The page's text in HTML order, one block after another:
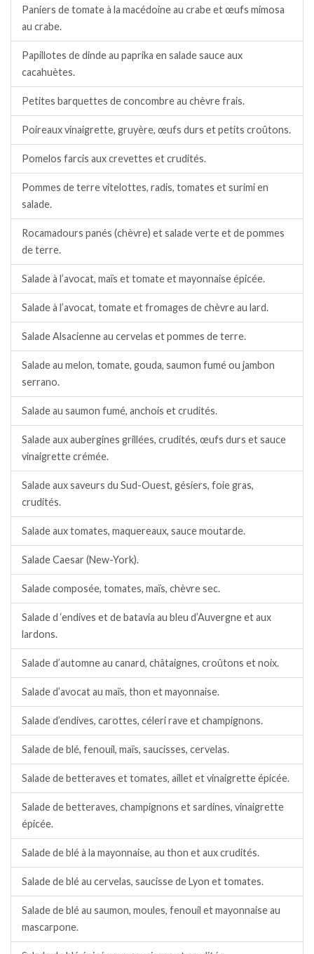
Paniers de tomate à la macédoine au crabe et œufs mimosa
au crabe.
Papillotes de dinde au paprika en salade sauce aux
cacahuètes.
Petites barquettes de concombre au chèvre frais.
Poireaux vinaigrette, gruyère, œufs durs et petits croûtons.
Pomelos farcis aux crevettes et crudités.
Pommes de terre vitelottes, radis, tomates et surimi en
salade.
Rocamadours panés (chèvre) et salade verte et de pommes
de terre.
Salade à l’avocat, maïs et tomate et mayonnaise épicée.
Salade à l’avocat, tomate et fromages de chèvre au lard.
Salade Alsacienne au cervelas et pommes de terre.
Salade au melon, tomate, gouda, saumon fumé ou jambon
serrano.
Salade au saumon fumé, anchois et crudités.
Salade aux aubergines grillées, crudités, œufs durs et sauce
vinaigrette crémée.
Salade aux saveurs du Sud-Ouest, gésiers, foie gras,
crudités.
Salade aux tomates, maquereaux, sauce moutarde.
Salade Caesar (New-York).
Salade composée, tomates, maïs, chèvre sec.
Salade d ‘endives et de batavia au bleu d’Auvergne et aux
lardons.
Salade d’automne au canard, châtaignes, croûtons et noix.
Salade d’avocat au maïs, thon et mayonnaise.
Salade d’endives, carottes, céleri rave et champignons.
Salade de blé, fenouil, maïs, saucisses, cervelas.
Salade de betteraves et tomates, aillet et vinaigrette épicée.
Salade de betteraves, champignons et sardines, vinaigrette
épicée.
Salade de blé à la mayonnaise, au thon et aux crudités.
Salade de blé au cervelas, saucisse de Lyon et tomates.
Salade de blé au saumon, moules, fenouil et mayonnaise au
mascarpone.